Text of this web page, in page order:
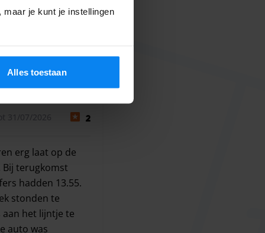
je kunt je instellingen
Alles toestaan
2 augustus 2026
2
erg laat op de
Bij terugkomst
hadden 13.55.
stonden te
aan het lijntje te
auto was